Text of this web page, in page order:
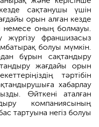
сақтанушы үшін
орын алған кезде
немесе оның болмауы.
франшизасыз
болуы мүмкін.
бұрын сақтандыру
жағдайы орын
тәртібін
хабарлау
Өйткені аталған
компаниясының
тартуына негіз болуы